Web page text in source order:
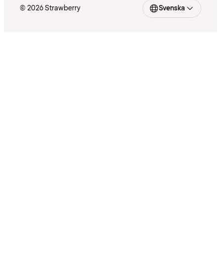
© 2026 Strawberry Svenska